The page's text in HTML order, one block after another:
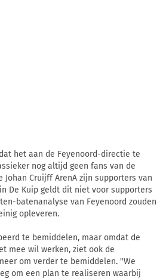
het aan de Feyenoord-directie te
nog altijd geen fans van de
Johan Cruijff ArenA zijn supporters van
De Kuip geldt dit niet voor supporters
batenanalyse van Feyenoord zouden
opleveren.
te bemiddelen, maar omdat de
mee wil werken, ziet ook de
om verder te bemiddelen. "We
om een plan te realiseren waarbij